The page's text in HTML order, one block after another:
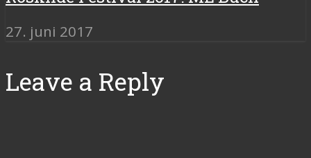
27. juni 2017
Leave a Reply